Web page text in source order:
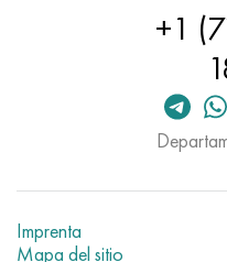
+1
Imprenta
Mapa del sitio